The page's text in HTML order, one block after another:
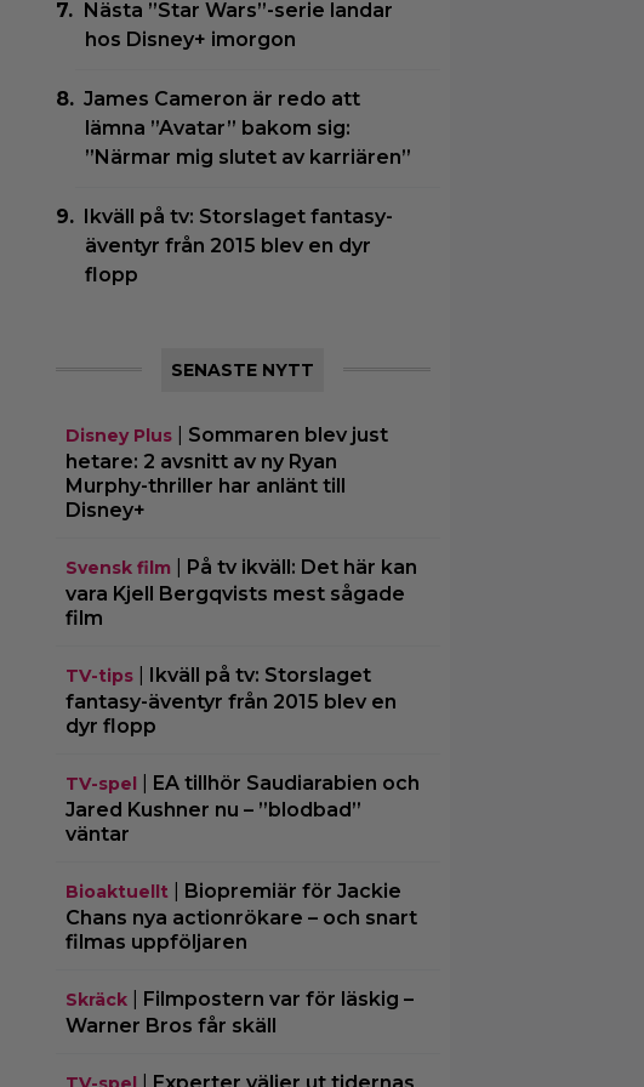
Nästa ”Star Wars”-serie landar
hos Disney+ imorgon
James Cameron är redo att
lämna ”Avatar” bakom sig:
”Närmar mig slutet av karriären”
Ikväll på tv: Storslaget fantasy-
äventyr från 2015 blev en dyr
flopp
SENASTE NYTT
Disney Plus| Sommaren blev just
hetare: 2 avsnitt av ny Ryan
Murphy-thriller har anlänt till
Disney+
Svensk film
På tv ikväll: Det här kan
vara Kjell Bergqvists mest sågade
film
TV-tips|
Ikväll på tv: Storslaget
fantasy-äventyr från 2015 blev en
dyr flopp
TV-spel
EA tillhör Saudiarabien och
Jared Kushner nu – ”blodbad”
väntar
Bioaktuellt|
Biopremiär för Jackie
Chans nya actionrökare – och snart
filmas uppföljaren
Skräck|
Filmpostern var för läskig –
Warner Bros får skäll